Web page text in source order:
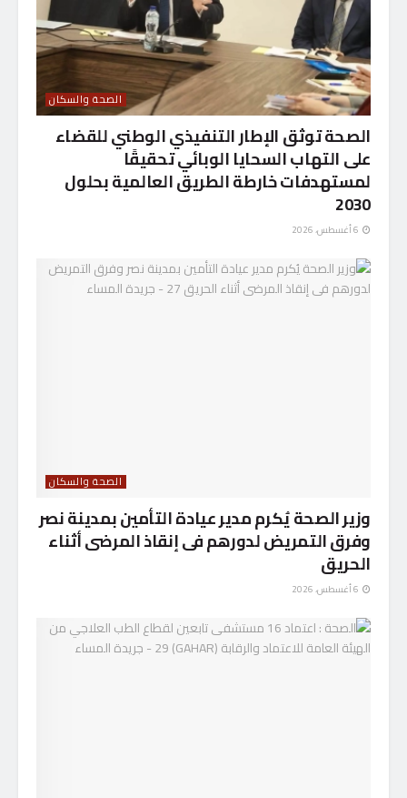
الصحة والسكان
الصحة توثق الإطار التنفيذي الوطني للقضاء
على التهاب السحايا الوبائي تحقيقًا
لمستهدفات خارطة الطريق العالمية بحلول
2030
الصحة والسكان
وزير الصحة يُكرم مدير عيادة التأمين بمدينة نصر
وفرق التمريض لدورهم فى إنقاذ المرضى أثناء
الحريق